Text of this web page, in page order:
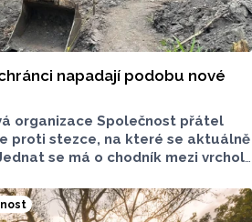
napadají podobu nové
organizace Společnost přátel
proti stezce, na které se aktuálně
se má o chodník mezi vrcholy
příroda jen poškodí, chodník
není nutný.